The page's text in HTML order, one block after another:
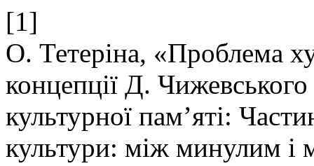
[1]
О. Тетеріна, «Проблема
концепції Д.
культурної пам’яті:
культури: між минулим